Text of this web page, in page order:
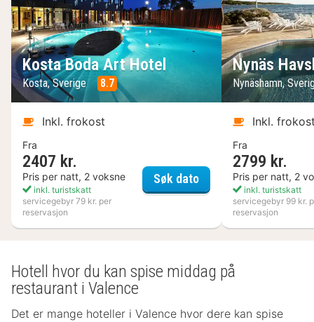
Kosta Boda Art Hotel
Kosta, Sverige 8.7
Inkl. frokost
Fra
2407 kr.
Pris per natt, 2 voksne
inkl. turistskatt
servicegebyr 79 kr. per
reservasjon
Søk datoKosta Boda Art Hotel
Nynäs
Nynäshamn,
Inkl.
Fra
2799 kr.
Pris per natt, 2
inkl. turistskatt
servicegebyr 99 kr.
reservasjon
Hotell hvor du kan spise middag på
restaurant i Valence
Det er mange hoteller i Valence hvor dere kan spise